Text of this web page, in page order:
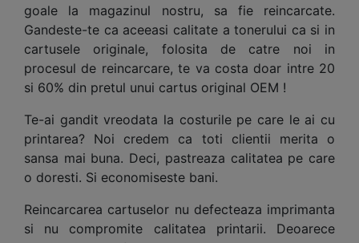
goale la magazinul nostru, sa fie reincarcate.
Gandeste-te ca aceeasi calitate a tonerului ca si in
cartusele originale, folosita de catre noi in
procesul de reincarcare, te va costa doar intre 20
si 60% din pretul unui cartus original OEM !
Te-ai gandit vreodata la costurile pe care le ai cu
printarea? Noi credem ca toti clientii merita o
sansa mai buna. Deci, pastreaza calitatea pe care
o doresti. Si economiseste bani.
Reincarcarea cartuselor nu defecteaza imprimanta
si nu compromite calitatea printarii. Deoarece